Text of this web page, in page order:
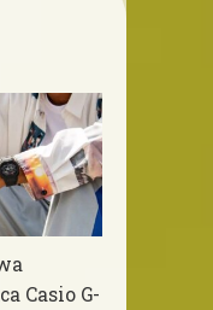
Casio G-